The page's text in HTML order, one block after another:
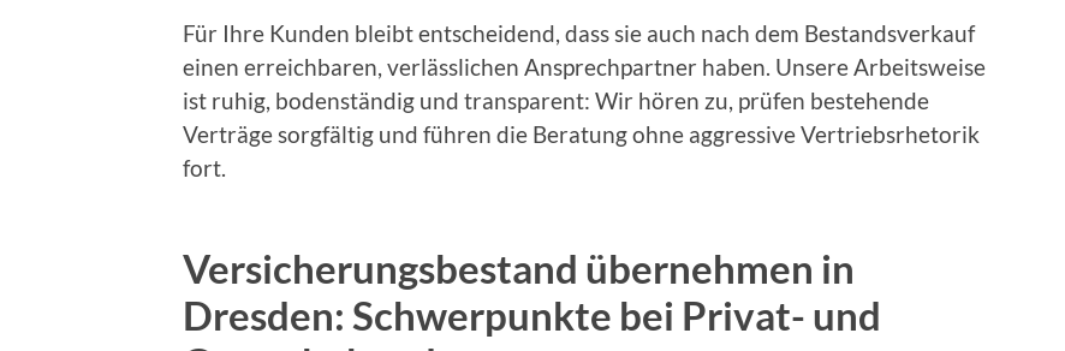
Für Ihre Kunden bleibt entscheidend, dass sie auch nach dem Bestandsverkauf
einen erreichbaren, verlässlichen Ansprechpartner haben. Unsere Arbeitsweise
ist ruhig, bodenständig und transparent: Wir hören zu, prüfen bestehende
Verträge sorgfältig und führen die Beratung ohne aggressive Vertriebsrhetorik
fort.
Versicherungsbestand übernehmen in
Dresden: Schwerpunkte bei Privat- und